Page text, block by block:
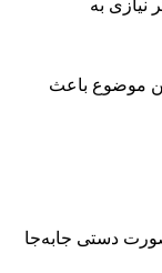
به
موضوع باعث
دستی جابه‌جا